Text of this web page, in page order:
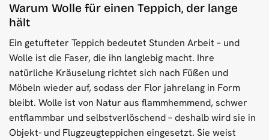
Warum Wolle für einen Teppich, der lange
hält
Ein getufteter Teppich bedeutet Stunden Arbeit – und
Wolle ist die Faser, die ihn langlebig macht. Ihre
natürliche Kräuselung richtet sich nach Füßen und
Möbeln wieder auf, sodass der Flor jahrelang in Form
bleibt. Wolle ist von Natur aus flammhemmend, schwer
entflammbar und selbstverlöschend – deshalb wird sie in
Objekt- und Flugzeugteppichen eingesetzt. Sie weist